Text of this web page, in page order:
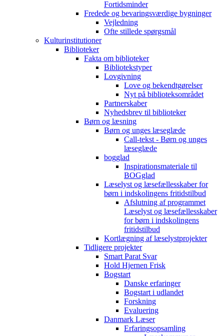
Fortidsminder
Fredede og bevaringsværdige bygninger
Vejledning
Ofte stillede spørgsmål
Kulturinstitutioner
Biblioteker
Fakta om biblioteker
Bibliotekstyper
Lovgivning
Love og bekendtgørelser
Nyt på biblioteksområdet
Partnerskaber
Nyhedsbrev til biblioteker
Børn og læsning
Børn og unges læseglæde
Call-tekst - Børn og unges
læseglæde
bogglad
Inspirationsmateriale til
BOGglad
Læselyst og læsefællesskaber for
børn i indskolingens fritidstilbud
Afslutning af programmet
Læselyst og læsefællesskaber
for børn i indskolingens
fritidstilbud
Kortlægning af læselystprojekter
Tidligere projekter
Smart Parat Svar
Hold Hjernen Frisk
Bogstart
Danske erfaringer
Bogstart i udlandet
Forskning
Evaluering
Danmark Læser
Erfaringsopsamling